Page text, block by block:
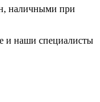
наличными при
и наши специалисты